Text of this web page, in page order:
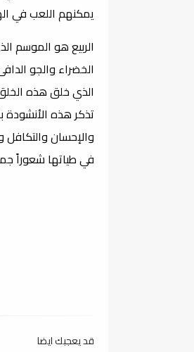
يمكنهم اللعب في
الربيع هو الموسم
الخضراء والجو
الذي خلق هذه
تذكر هذه الأنشودة
والإحسان
في طياتها شعوراً
قد يعجبك ايضا